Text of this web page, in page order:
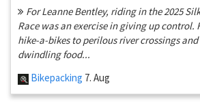
For Leanne Bentley, riding in the 2025
Race was an exercise in giving up control.
hike-a-bikes to perilous river crossings
dwindling food...
Bikepacking 7. Aug